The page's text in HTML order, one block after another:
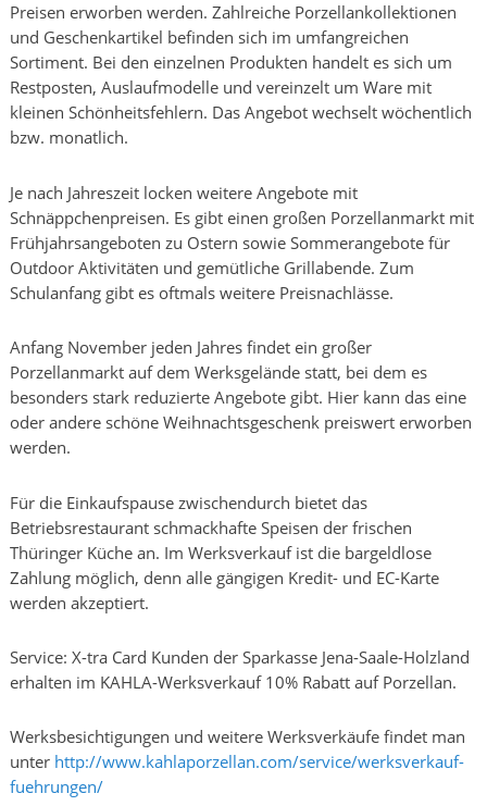
Preisen erworben werden. Zahlreiche Porzellankollektionen
und Geschenkartikel befinden sich im umfangreichen
Sortiment. Bei den einzelnen Produkten handelt es sich um
Restposten, Auslaufmodelle und vereinzelt um Ware mit
kleinen Schönheitsfehlern. Das Angebot wechselt wöchentlich
bzw. monatlich.
Je nach Jahreszeit locken weitere Angebote mit
Schnäppchenpreisen. Es gibt einen großen Porzellanmarkt mit
Frühjahrsangeboten zu Ostern sowie Sommerangebote für
Outdoor Aktivitäten und gemütliche Grillabende. Zum
Schulanfang gibt es oftmals weitere Preisnachlässe.
Anfang November jeden Jahres findet ein großer
Porzellanmarkt auf dem Werksgelände statt, bei dem es
besonders stark reduzierte Angebote gibt. Hier kann das eine
oder andere schöne Weihnachtsgeschenk preiswert erworben
werden.
Für die Einkaufspause zwischendurch bietet das
Betriebsrestaurant schmackhafte Speisen der frischen
Thüringer Küche an. Im Werksverkauf ist die bargeldlose
Zahlung möglich, denn alle gängigen Kredit- und EC-Karte
werden akzeptiert.
Service: X-tra Card Kunden der Sparkasse Jena-Saale-Holzland
erhalten im KAHLA-Werksverkauf 10% Rabatt auf Porzellan.
Werksbesichtigungen und weitere Werksverkäufe findet man
unter http://www.kahlaporzellan.com/service/werksverkauf-
fuehrungen/